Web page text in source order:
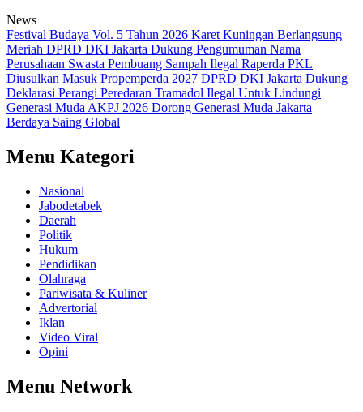
News
Festival Budaya Vol. 5 Tahun 2026 Karet Kuningan Berlangsung
Meriah DPRD DKI Jakarta Dukung Pengumuman Nama
Perusahaan Swasta Pembuang Sampah Ilegal Raperda PKL
Diusulkan Masuk Propemperda 2027 DPRD DKI Jakarta Dukung
Deklarasi Perangi Peredaran Tramadol Ilegal Untuk Lindungi
Generasi Muda AKPJ 2026 Dorong Generasi Muda Jakarta
Berdaya Saing Global
Menu Kategori
Nasional
Jabodetabek
Daerah
Politik
Hukum
Pendidikan
Olahraga
Pariwisata & Kuliner
Advertorial
Iklan
Video Viral
Opini
Menu Network